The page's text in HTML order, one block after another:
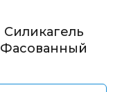
Силикагель
Фасованный